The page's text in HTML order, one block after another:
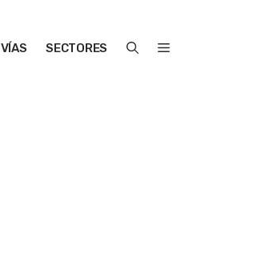
VÍAS SECTORES